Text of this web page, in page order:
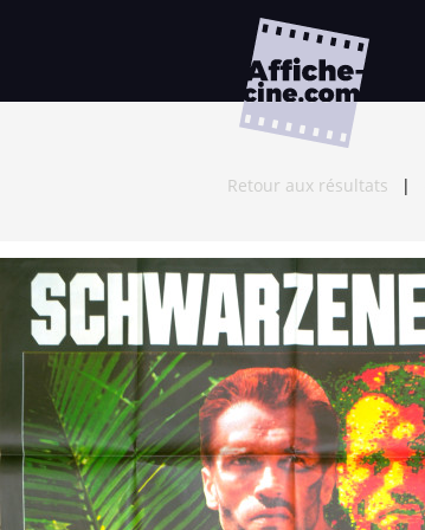
Retour aux résultats |